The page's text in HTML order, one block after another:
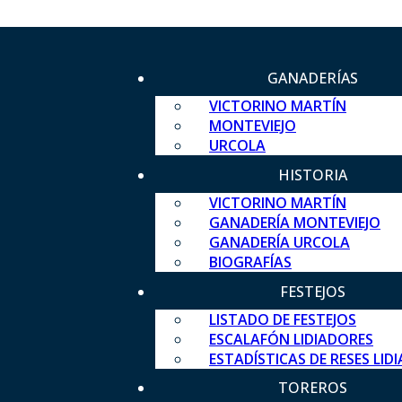
GANADERÍAS
VICTORINO MARTÍN
MONTEVIEJO
URCOLA
HISTORIA
VICTORINO MARTÍN
GANADERÍA MONTEVIEJO
GANADERÍA URCOLA
BIOGRAFÍAS
FESTEJOS
LISTADO DE FESTEJOS
ESCALAFÓN LIDIADORES
ESTADÍSTICAS DE RESES
TOREROS